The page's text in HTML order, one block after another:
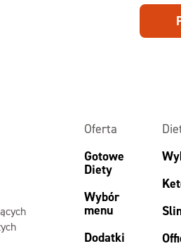
Oferta
Gotowe
Diety
Wybór
menu
Dodatki